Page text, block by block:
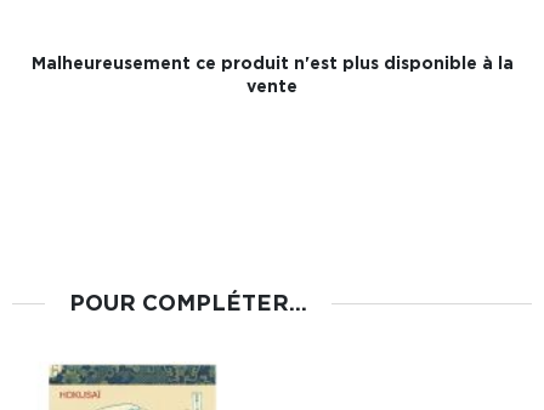
Malheureusement ce produit n'est plus disponible à la
vente
POUR COMPLÉTER...